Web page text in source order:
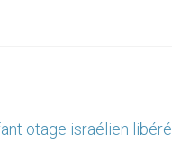
otage israélien libéré